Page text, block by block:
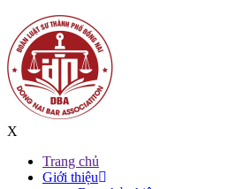
X
Trang chủ
Giới thiệu